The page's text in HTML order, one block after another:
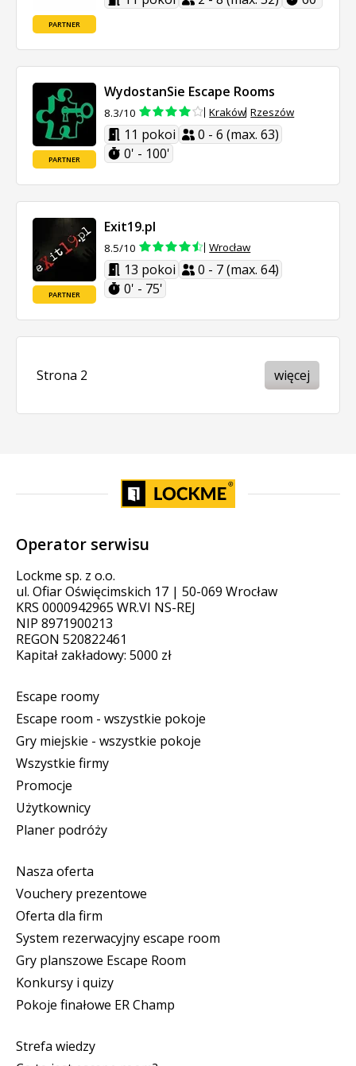
PARTNER
PARTNER
WydostanSie Escape Rooms
8.3/10 Kraków Rzeszów
11 pokoi
0 - 6 (max. 63)
0' - 100'
PARTNER
Exit19.pl
8.5/10 Wrocław
13 pokoi
0 - 7 (max. 64)
0' - 75'
Strona 2 więcej
Operator serwisu
Lockme sp. z o.o.
ul. Ofiar Oświęcimskich 17 | 50-069 Wrocław
KRS 0000942965 WR.VI NS-REJ
NIP 8971900213
REGON 520822461
Kapitał zakładowy: 5000 zł
Escape roomy
Escape room - wszystkie pokoje
Gry miejskie - wszystkie pokoje
Wszystkie firmy
Promocje
Użytkownicy
Planer podróży
Nasza oferta
Vouchery prezentowe
Oferta dla firm
System rezerwacyjny escape room
Gry planszowe Escape Room
Konkursy i quizy
Pokoje finałowe ER Champ
Strefa wiedzy